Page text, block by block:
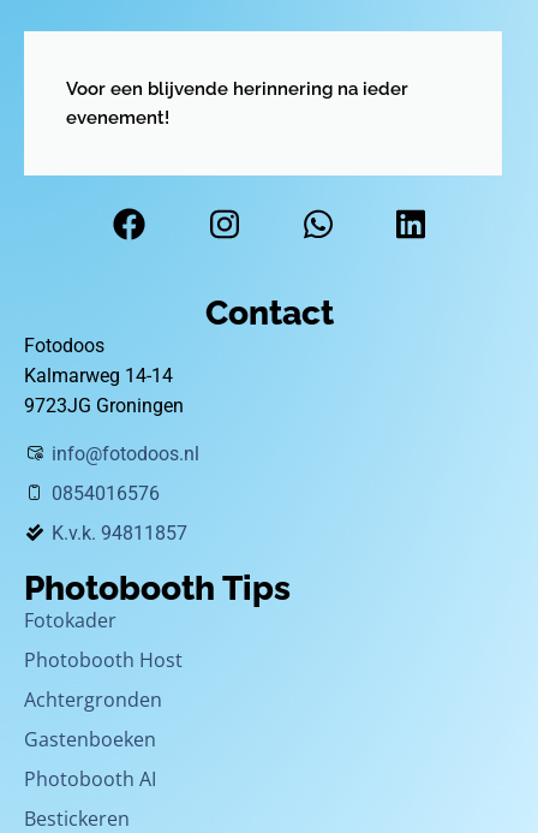
Voor een blijvende herinnering na ieder
evenement!
Contact
Fotodoos
Kalmarweg 14-14
9723JG Groningen
info@fotodoos.nl
0854016576
K.v.k. 94811857
Photobooth Tips
Fotokader
Photobooth Host
Achtergronden
Gastenboeken
Photobooth AI
Bestickeren